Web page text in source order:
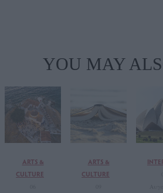
YOU MAY
ARTS &
CULTURE
ARTS &
CULTURE